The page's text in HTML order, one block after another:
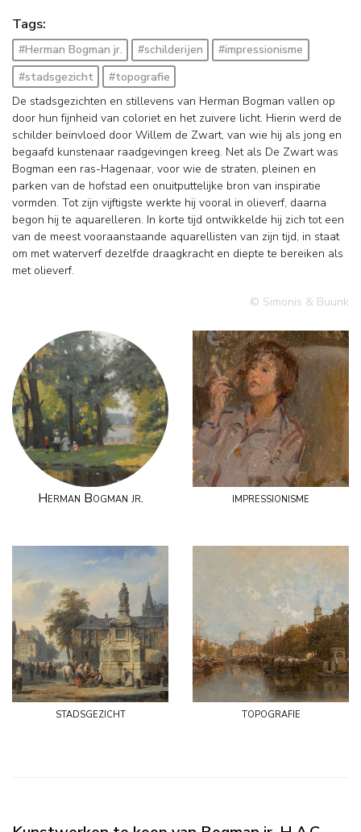
Tags:
#Herman Bogman jr. #schilderijen
#impressionisme
#stadsgezicht
#topografie
De stadsgezichten en stillevens van Herman Bogman vallen op
door hun fijnheid van coloriet en het zuivere licht. Hierin werd de
schilder beïnvloed door Willem de Zwart, van wie hij als jong en
begaafd kunstenaar raadgevingen kreeg. Net als De Zwart was
Bogman een ras-Hagenaar, voor wie de straten, pleinen en
parken van de hofstad een onuitputtelijke bron van inspiratie
vormden. Tot zijn vijftigste werkte hij vooral in olieverf, daarna
begon hij te aquarelleren. In korte tijd ontwikkelde hij zich tot een
van de meest vooraanstaande aquarellisten van zijn tijd, in staat
om met waterverf dezelfde draagkracht en diepte te bereiken als
met olieverf.
© Simonis & Buunk
Herman Bogman jr. impressionisme
stadsgezicht topografie